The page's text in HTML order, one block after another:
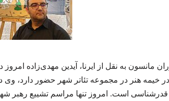
در خیمه هنر در مجموعه تئاتر شهر حضور دارد، وی
است. امروز تنها مراسم تشییع رهبر